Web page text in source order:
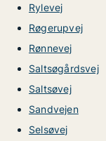
Rylevej
Røgerupvej
Rønnevej
Saltsøgårdsvej
Saltsøvej
Sandvejen
Selsøvej